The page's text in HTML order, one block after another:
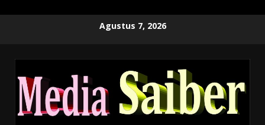
Agustus 7, 2026